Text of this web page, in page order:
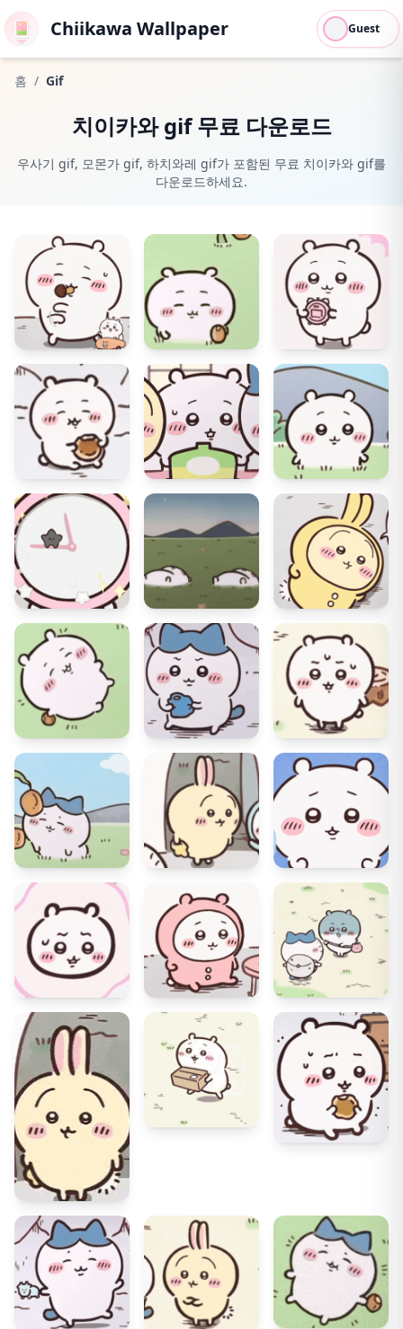
Chiikawa Wallpaper Guest
홈 / Gif
치이카와 gif 무료 다운로드
우사기 gif, 모몬가 gif, 하치와레 gif가 포함된 무료 치이카와 gif를
다운로드하세요.
23 0 22
21 20 0
19 1 19 1 4
19 18 1 18
18 0
17 0 17 0 17
17 0
16
15 2 15 15 1